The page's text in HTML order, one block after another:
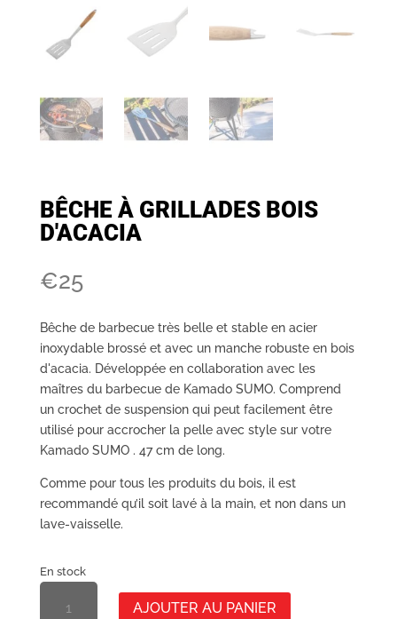
BÊCHE À GRILLADES BOIS
D'ACACIA
€25
Bêche de barbecue très belle et stable en acier
inoxydable brossé et avec un manche robuste en bois
d'acacia. Développée en collaboration avec les
maîtres du barbecue de Kamado SUMO. Comprend
un crochet de suspension qui peut facilement être
utilisé pour accrocher la pelle avec style sur votre
Kamado SUMO . 47 cm de long.
Comme pour tous les produits du bois, il est
recommandé qu’il soit lavé à la main, et non dans un
lave-vaisselle.
En stock
AJOUTER AU PANIER